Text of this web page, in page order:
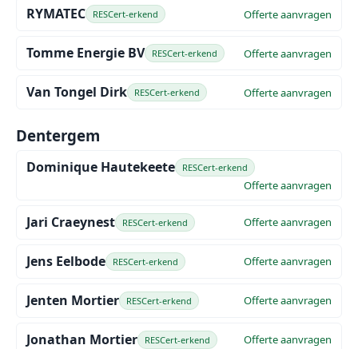
RYMATEC RESCert-erkend Offerte aanvragen
Tomme Energie BV RESCert-erkend Offerte aanvragen
Van Tongel Dirk RESCert-erkend Offerte aanvragen
Dentergem
Dominique Hautekeete RESCert-erkend
Offerte aanvragen
Jari Craeynest RESCert-erkend Offerte aanvragen
Jens Eelbode RESCert-erkend Offerte aanvragen
Jenten Mortier RESCert-erkend Offerte aanvragen
Jonathan Mortier RESCert-erkend Offerte aanvragen